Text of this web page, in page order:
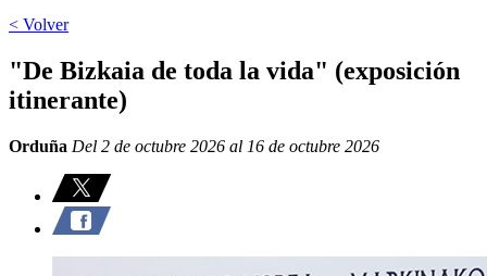
< Volver
"De Bizkaia de toda la vida" (exposición
itinerante)
Orduña Del 2 de octubre 2026 al 16 de octubre 2026